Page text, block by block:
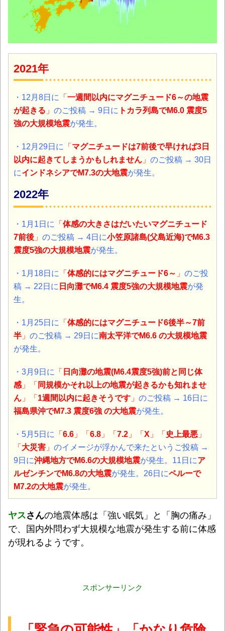
2021年
・12月8日に 「 一週間以内にマグニチュード6～の地震
が起きる 」 のご投稿 → 9日に トカラ列島でM6.0 震度5
強の大規模地震が発生。
・12月29日に 「 マグニチュードは7前後で早ければ3日
以内に起きてしまうかもしれません 」 のご投稿 → 30日
にインドネシアでM7.3の大地震が発生。
2022年
・1月1日に 「 体感の大きさはだいたいマグニチュード
7前後 」 のご投稿 → 4日に小笠原諸島(父島近海)でM6.3
震度5強の大規模地震が発生。
・1月18日に 「 体感的にはマグニチュード6～ 」 のご投
稿 → 22日に 日向灘でM6.4 震度5強の大規模地震が発
生。
・1月25日に 「 体感的にはマグニチュード6後半～7前
半 」 のご投稿 → 29日に南太平洋でM6.6 の大規模地震
が発生。
・3月9日に 「 日向灘の地震(M6.4震度5強)前と同じ体
感 」「 同規模かそれ以上の地震が起きるかも知れませ
ん 」「 1週間以内に起きそうです 」 のご投稿 → 16日に
福島県沖でM7.3 震度6強 の大地震が発生。
・5月5日に 「 6.6 」「 6.8 」「 7.2 」「 X 」「 史上最悪 」
「 大災害 」 のイメージが浮かんで来たというご投稿 →
9日に沖縄地方でM6.6の大規模地震が発生。11日にア
ルゼンチンでM6.8の大地震が発生。26日にペルーで
M7.2の大地震が発生。
ヤスさんの地震体感は「強い眠気」と「胸の痛み」
で、国内外問わず大規模な地震が発生する前に体感
が現れるようです。
スポンサーリンク